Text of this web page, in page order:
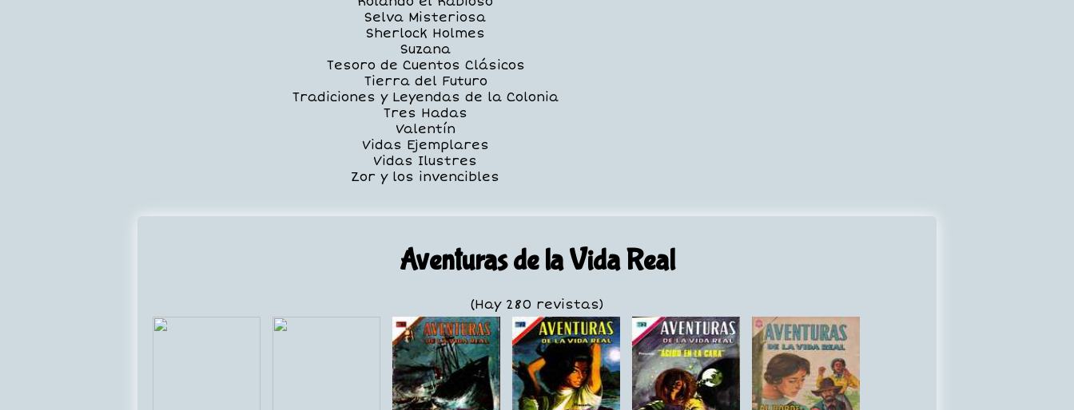
Selva Misteriosa
Sherlock Holmes
Suzana
Tesoro de Cuentos Clásicos
Tierra del Futuro
Tradiciones y Leyendas de la Colonia
Tres Hadas
Valentín
Vidas Ejemplares
Vidas Ilustres
Zor y los invencibles
Aventuras de la Vida Real
(Hay 280 revistas)